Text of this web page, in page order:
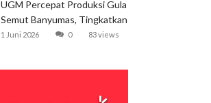
UGM Percepat Produksi Gula
Semut Banyumas, Tingkatkan
Ekspor
1 Juni 2026 0 83 views